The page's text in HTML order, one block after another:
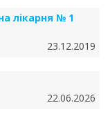
лікарня № 1
23.12.2019
22.06.2026